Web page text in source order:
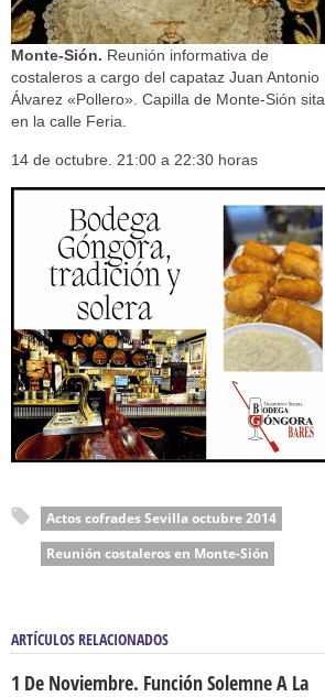
Monte-Sión. Reunión informativa de
costaleros a cargo del capataz Juan Antonio
Álvarez «Pollero». Capilla de Monte-Sión sita
en la calle Feria.
14 de octubre. 21:00 a 22:30 horas
Actos cofrades Sevilla octubre 2014
Reunión costaleros en Monte-Sión
ARTÍCULOS RELACIONADOS
1 De Noviembre. Función Solemne A La